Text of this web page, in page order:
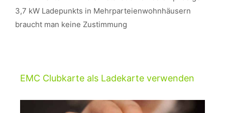
3,7 kW Ladepunkts in Mehrparteienwohnhäusern
braucht man keine Zustimmung
EMC Clubkarte als Ladekarte verwenden